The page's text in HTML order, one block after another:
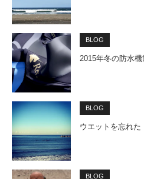
BLOG
2015年冬の防水機
BLOG
ウエットを忘れた
BLOG